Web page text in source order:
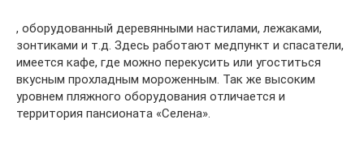
, оборудованный деревянными настилами, лежаками,
зонтиками и т.д. Здесь работают медпункт и спасатели,
имеется кафе, где можно перекусить или угоститься
вкусным прохладным мороженным. Так же высоким
уровнем пляжного оборудования отличается и
территория пансионата «Селена».